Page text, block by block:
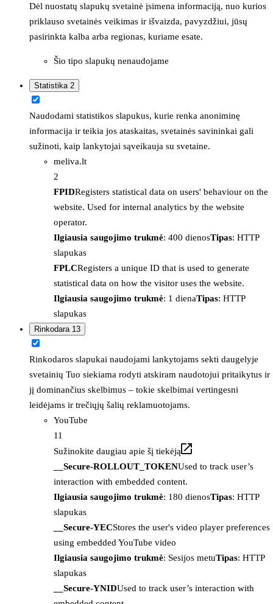
Dėl nuostatų slapukų svetainė įsimena informaciją, nuo kurios
priklauso svetainės veikimas ir išvaizda, pavyzdžiui, jūsų
pasirinkta kalba arba regionas, kuriame esate.
Šio tipo slapukų nenaudojame
Statistika 2
Naudodami statistikos slapukus, kurie renka anoniminę
informacija ir teikia jos ataskaitas, svetainės savininkai gali
sužinoti, kaip lankytojai sąveikauja su svetaine.
meliva.lt
2
FPIDRegisters statistical data on users' behaviour on the
website. Used for internal analytics by the website
operator.
Ilgiausia saugojimo trukmė: 400 dienosTipas: HTTP
slapukas
FPLCRegisters a unique ID that is used to generate
statistical data on how the visitor uses the website.
Ilgiausia saugojimo trukmė: 1 dienaTipas: HTTP
slapukas
Rinkodara 13
Rinkodaros slapukai naudojami lankytojams sekti daugelyje
svetainių Tuo siekiama rodyti atskiram naudotojui pritaikytus ir
jį dominančius skelbimus – tokie skelbimai vertingesni
leidėjams ir trečiųjų šalių reklamuotojams.
YouTube
11
Sužinokite daugiau apie šį tiekėją
__Secure-ROLLOUT_TOKENUsed to track user’s
interaction with embedded content.
Ilgiausia saugojimo trukmė: 180 dienosTipas: HTTP
slapukas
__Secure-YECStores the user's video player preferences
using embedded YouTube video
Ilgiausia saugojimo trukmė: Sesijos metuTipas: HTTP
slapukas
__Secure-YNIDUsed to track user’s interaction with